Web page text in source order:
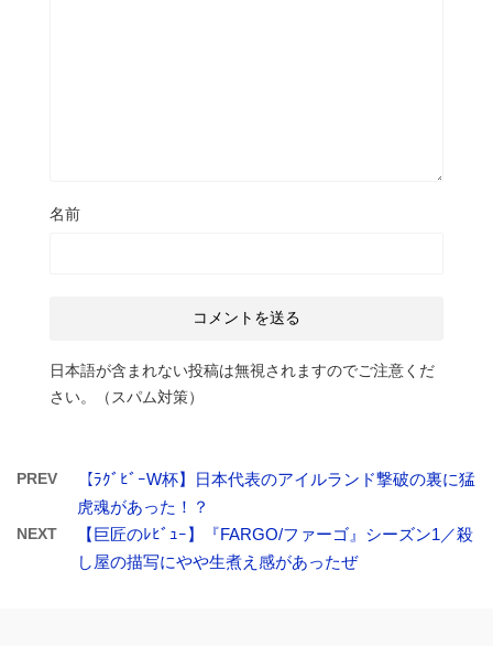
名前
日本語が含まれない投稿は無視されますのでご注意くだ
さい。（スパム対策）
PREV
【ﾗｸﾞﾋﾞｰW杯】日本代表のアイルランド撃破の裏に猛
虎魂があった！？
NEXT
【巨匠のﾚﾋﾞｭｰ】『FARGO/ファーゴ』シーズン1／殺
し屋の描写にやや生煮え感があったぜ